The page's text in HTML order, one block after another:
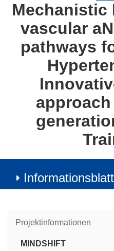
Mechanistic
vascular
pathways
Informationsblatt
Projektinformationen
MINDSHIFT